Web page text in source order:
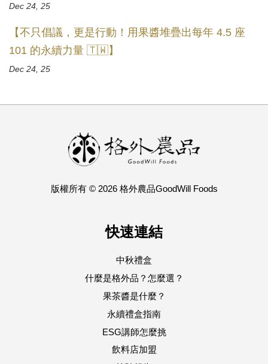
Dec 24, 25
【不只倡議，更是行動！用果醬堆疊出每年 4.5 座
101 的永續力量 🇹🇼】
Dec 24, 25
版權所有 © 2026 格外農品GoodWill Foods
快速連結
中秋禮盒
什麼是格外品？怎麼選？
果茶醬是什麼？
永續禮盒指南
ESG講師怎麼挑
飲料店加盟